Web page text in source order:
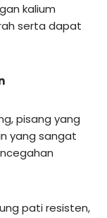
kalium
serta dapat
pisang yang
yang sangat
pati resisten,